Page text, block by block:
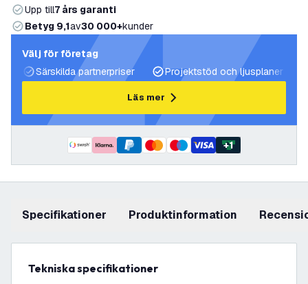
Upp till7 års garanti
Betyg 9,1av30 000+kunder
Välj för företag
Särskilda partnerpriser
Projektstöd och ljusplaner
Läs mer
+1
Specifikationer produktinformation
Tekniska specifikationer